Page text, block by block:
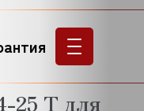
25 T для